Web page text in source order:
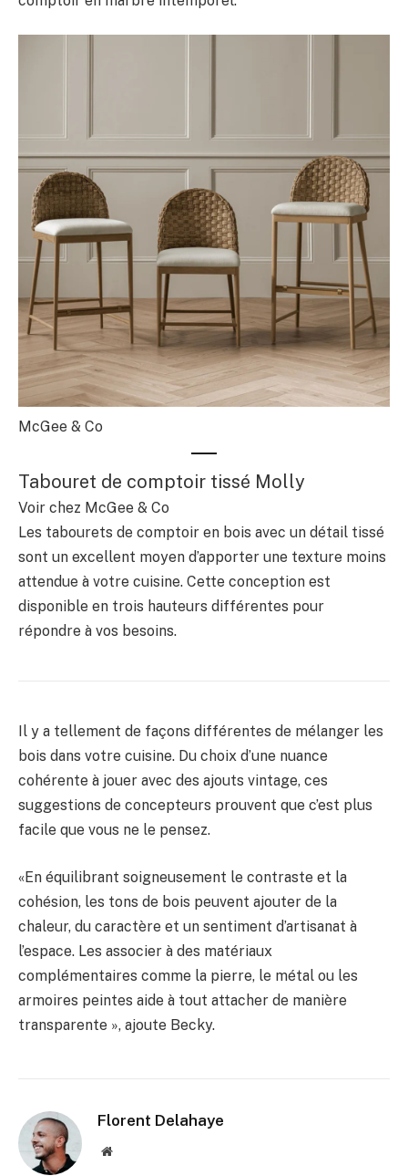
McGee & Co
Tabouret de comptoir tissé Molly
Voir chez McGee & Co
Les tabourets de comptoir en bois avec un détail tissé
sont un excellent moyen d’apporter une texture moins
attendue à votre cuisine. Cette conception est
disponible en trois hauteurs différentes pour
répondre à vos besoins.
Il y a tellement de façons différentes de mélanger les
bois dans votre cuisine. Du choix d’une nuance
cohérente à jouer avec des ajouts vintage, ces
suggestions de concepteurs prouvent que c’est plus
facile que vous ne le pensez.
«En équilibrant soigneusement le contraste et la
cohésion, les tons de bois peuvent ajouter de la
chaleur, du caractère et un sentiment d’artisanat à
l’espace. Les associer à des matériaux
complémentaires comme la pierre, le métal ou les
armoires peintes aide à tout attacher de manière
transparente », ajoute Becky.
Florent Delahaye
Site